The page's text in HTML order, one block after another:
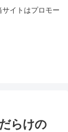
イトはプロモー
らけの